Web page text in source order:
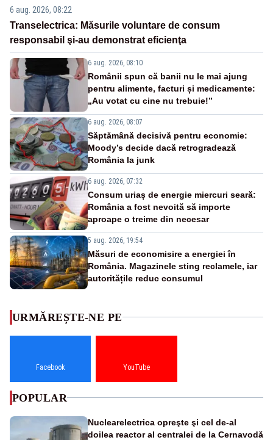
6 aug. 2026, 08:22
Transelectrica: Măsurile voluntare de consum
responsabil şi-au demonstrat eficienţa
6 aug. 2026, 08:10
Românii spun că banii nu le mai ajung
pentru alimente, facturi și medicamente:
„Au votat cu cine nu trebuie!”
6 aug. 2026, 08:07
Săptămână decisivă pentru economie:
Moody’s decide dacă retrogradează
România la junk
6 aug. 2026, 07:32
Consum uriaș de energie miercuri seară:
România a fost nevoită să importe
aproape o treime din necesar
5 aug. 2026, 19:54
Măsuri de economisire a energiei în
România. Magazinele sting reclamele, iar
autoritățile reduc consumul
URMĂREȘTE-NE PE
Facebook YouTube
POPULAR
Nuclearelectrica opreşte şi cel de-al
doilea reactor al centralei de la Cernavodă